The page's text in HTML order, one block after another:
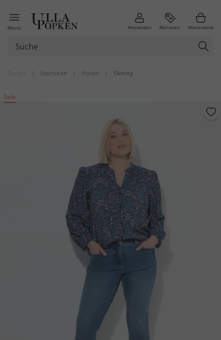
Menü Anmelden Aktionen Warenkorb
| Startseite | Hosen | Skinny
Sale